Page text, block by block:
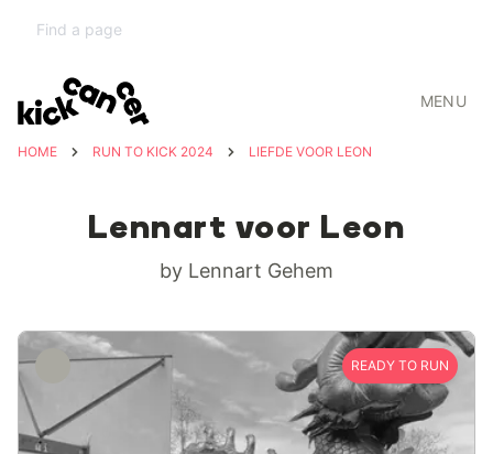
MENU
HOME RUN TO KICK 2024 LIEFDE VOOR LEON
Lennart voor Leon
by Lennart Gehem
READY TO RUN